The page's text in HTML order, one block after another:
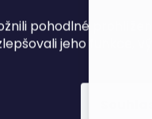
pohodlné prohlížení
jeho funkce,